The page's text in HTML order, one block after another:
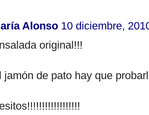
Alonso 10 diciembre,
original!!!
jamón de pato hay que